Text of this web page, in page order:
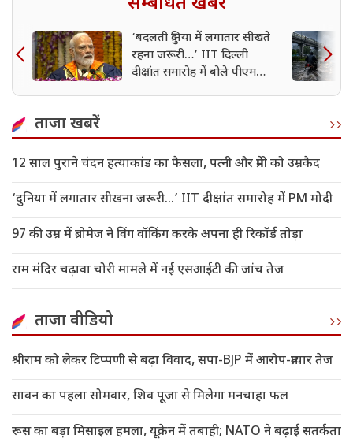
‘बदलती दुनिया में लगातार सीखते
रहना जरूरी…’ IIT दिल्ली
दीक्षांत समारोह में बोले पीएम
ताजा खबरें
12 साल पुराने चंदन हत्याकांड का फैसला, पत्नी और प्रेमी को उम्रकैद
‘दुनिया में लगातार सीखना जरूरी…’ IIT दीक्षांत समारोह में PM मोदी
97 की उम्र में ब्रोमेज ने विंग वॉकिंग करके अपना ही रिकॉर्ड तोड़ा
राम मंदिर चढ़ावा चोरी मामले में नई एसआईटी की जांच तेज
ताजा वीडियो
श्रीराम को लेकर टिप्पणी से बढ़ा विवाद, सपा-BJP में आरोप-प्रत्यार तेज
सावन का पहला सोमवार, शिव पूजा से मिलेगा मनचाहा फल
रूस का बड़ा मिसाइल हमला, यूक्रेन में तबाही; NATO ने बढ़ाई सतर्कता